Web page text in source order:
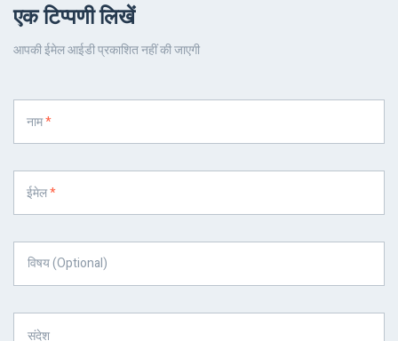
एक टिप्पणी लिखें
आपकी ईमेल आईडी प्रकाशित नहीं की जाएगी